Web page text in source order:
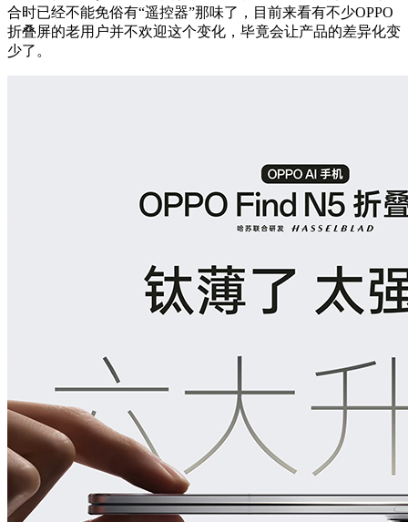
合时已经不能免俗有“遥控器”那味了，目前来看有不少OPPO
折叠屏的老用户并不欢迎这个变化，毕竟会让产品的差异化变
少了。